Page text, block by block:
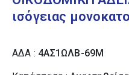
ισόγειας
ΑΔΑ : 4ΑΣ1ΩΛΒ-69Μ